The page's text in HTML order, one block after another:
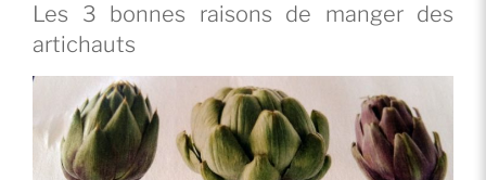
Les 3 bonnes raisons de manger des
artichauts